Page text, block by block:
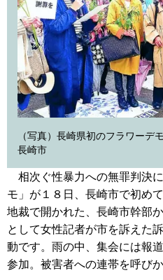
（写真）長崎県初のフラワーデ
長崎市
相次ぐ性暴力への無罪判決
モ」が１８日、長崎市で初め
地裁で開かれた、長崎市幹部
として女性記者が市を訴えた
動です。雨の中、集会には報
参加。被害者への連帯を呼びか